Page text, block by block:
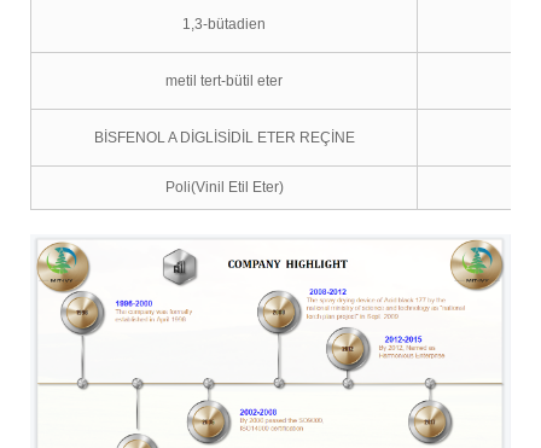
1,3-bütadien
metil tert-bütil eter
BİSFENOL A DİGLİSİDİL ETER REÇİNE
Poli(Vinil Etil Eter)